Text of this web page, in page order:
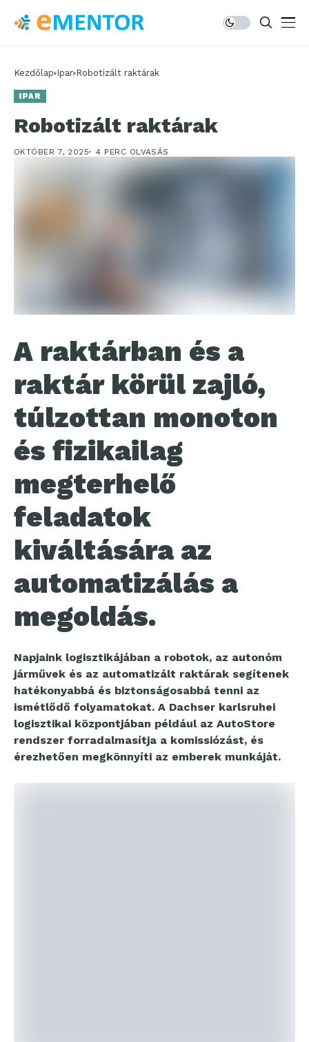
Kezdőlap Ipar Robotizált raktárak
IPAR
Robotizált raktárak
OKTÓBER 7, 2025 4 PERC OLVASÁS
A raktárban és a
raktár körül zajló,
túlzottan monoton
és fizikailag
megterhelő
feladatok
kiváltására az
automatizálás a
megoldás.
Napjaink logisztikájában a robotok, az autonóm
járművek és az automatizált raktárak segítenek
hatékonyabbá és biztonságosabbá tenni az
ismétlődő folyamatokat. A Dachser karlsruhei
logisztikai központjában például az AutoStore
rendszer forradalmasítja a komissiózást, és
érezhetően megkönnyíti az emberek munkáját.